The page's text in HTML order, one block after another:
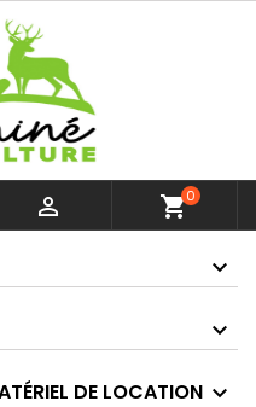
 shopping_cart0
DE LOCATION